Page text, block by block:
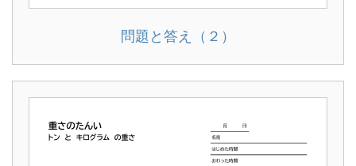
問題と答え（２）